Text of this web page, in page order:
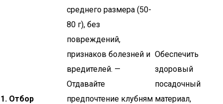
1. Отбор
среднего размера (50-
80 г), без
повреждений,
признаков болезней и
вредителей. —
Отдавайте
предпочтение клубням
Обеспечить
здоровый
посадочный
материал,